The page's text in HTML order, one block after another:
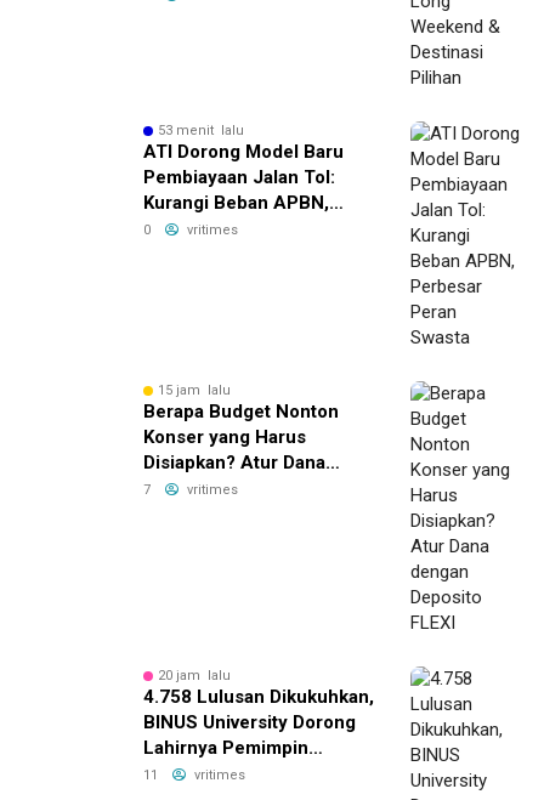
53 menit lalu
ATI Dorong Model Baru
Pembiayaan Jalan Tol:
Kurangi Beban APBN,
Perbesar Peran Swasta
0 vritimes
15 jam lalu
Berapa Budget Nonton
Konser yang Harus
Disiapkan? Atur Dana
dengan Deposito FLEXI
7 vritimes
20 jam lalu
4.758 Lulusan Dikukuhkan,
BINUS University Dorong
Lahirnya Pemimpin
Inovatif yang Berdampak
11 vritimes